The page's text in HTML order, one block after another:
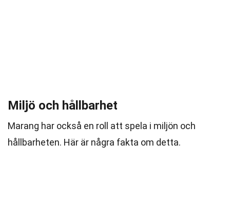
Miljö och hållbarhet
Marang har också en roll att spela i miljön och
hållbarheten. Här är några fakta om detta.